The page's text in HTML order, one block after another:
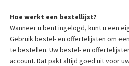
Hoe werkt een bestellijst?
Wanneer u bent ingelogd, kunt u een
Gebruik bestel- en offertelijsten om
te bestellen. Uw bestel- en
account. Dat pakt altijd goed uit voor